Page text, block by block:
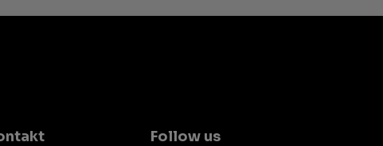
Follow us